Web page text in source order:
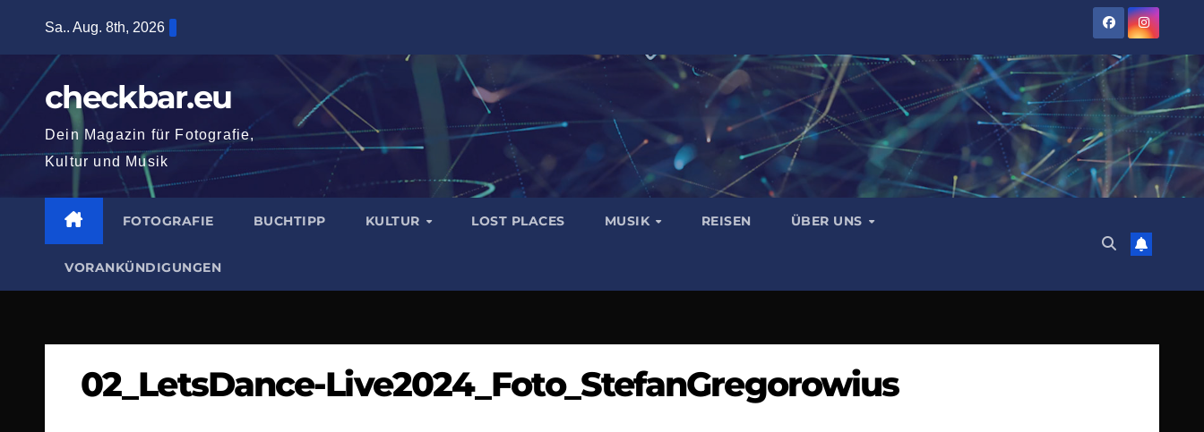
springen
Sa.. Aug. 8th, 2026
checkbar.eu
Dein Magazin für Fotografie,
Kultur und Musik
FOTOGRAFIE BUCHTIPP KULTUR LOST PLACES MUSIK REISEN ÜBER UNS
VORANKÜNDIGUNGEN
02_LetsDance-Live2024_Foto_StefanGregorowius